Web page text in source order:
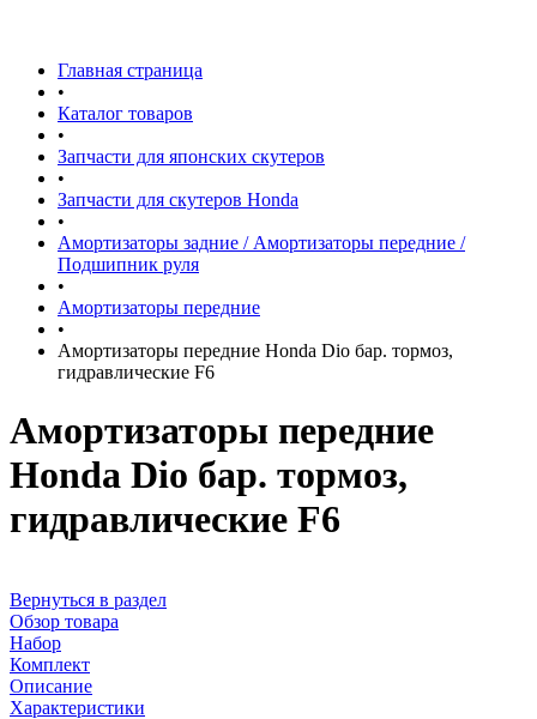
Главная страница
•
Каталог товаров
•
Запчасти для японских скутеров
•
Запчасти для скутеров Honda
•
Амортизаторы задние / Амортизаторы передние /
Подшипник руля
•
Амортизаторы передние
•
Амортизаторы передние Honda Dio бар. тормоз,
гидравлические F6
Амортизаторы передние
Honda Dio бар. тормоз,
гидравлические F6
Вернуться в раздел
Обзор товара
Набор
Комплект
Описание
Характеристики